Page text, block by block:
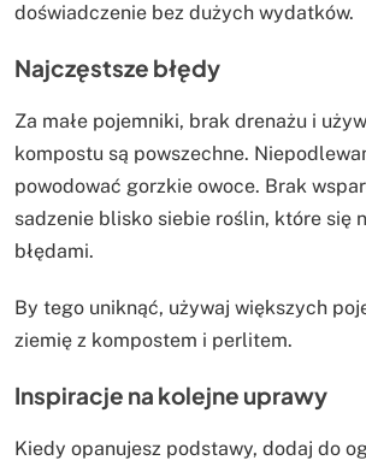
doświadczenie bez dużych wydatków.
Najczęstsze błędy
Za małe pojemniki, brak drenażu i
kompostu są powszechne.
powodować gorzkie owoce. Brak
sadzenie blisko siebie roślin, które się
błędami.
By tego uniknąć, używaj większych
ziemię z kompostem i perlitem.
Inspiracje na kolejne uprawy
Kiedy opanujesz podstawy, dodaj do